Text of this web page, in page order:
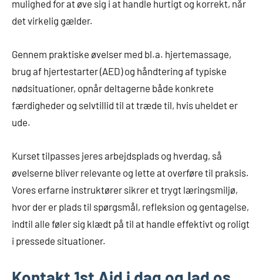
mulighed for at øve sig i at handle hurtigt og korrekt, når
det virkelig gælder.
Gennem praktiske øvelser med bl.a. hjertemassage,
brug af hjertestarter (AED) og håndtering af typiske
nødsituationer, opnår deltagerne både konkrete
færdigheder og selvtillid til at træde til, hvis uheldet er
ude.
Kurset tilpasses jeres arbejdsplads og hverdag, så
øvelserne bliver relevante og lette at overføre til praksis.
Vores erfarne instruktører sikrer et trygt læringsmiljø,
hvor der er plads til spørgsmål, refleksion og gentagelse,
indtil alle føler sig klædt på til at handle effektivt og roligt
i pressede situationer.